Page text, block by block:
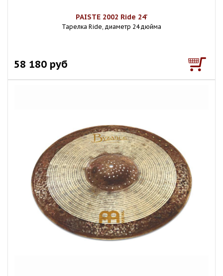
PAISTE 2002 Ride 24'
Тарелка Ride, диаметр 24 дюйма
58 180 руб